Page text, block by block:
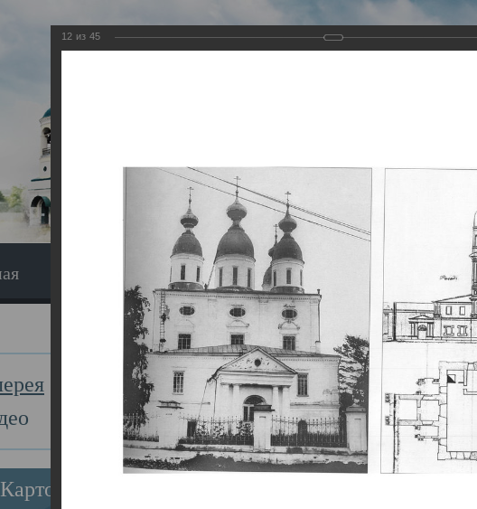
Экскурсия Наследники
Картотека
Главная Галерея Храмы-мученики
Свято-
12 из 45